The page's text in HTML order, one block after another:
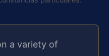
a variety of